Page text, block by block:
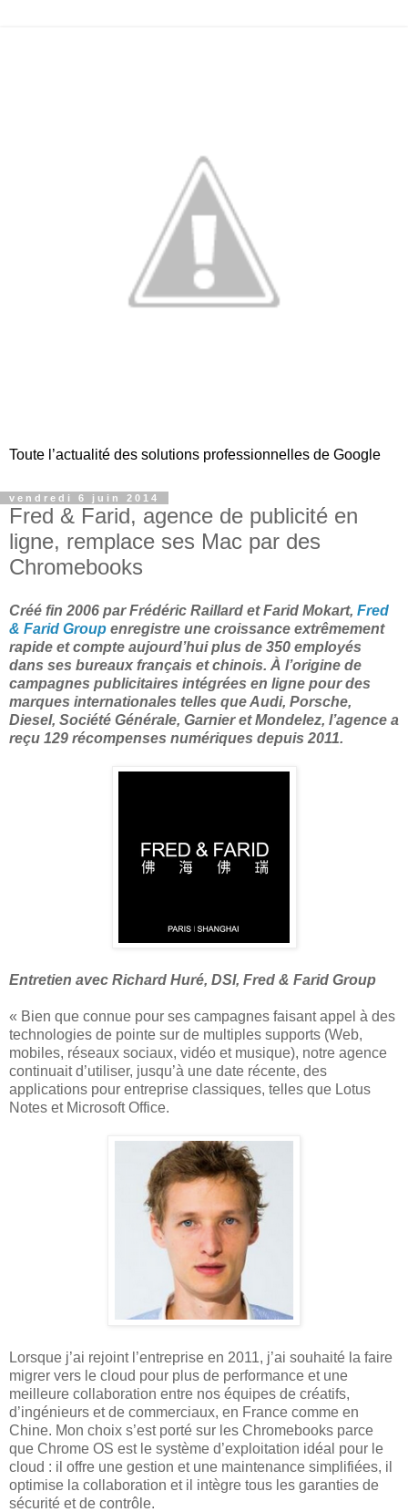
Toute l’actualité des solutions professionnelles de Google
vendredi 6 juin 2014
Fred & Farid, agence de publicité en
ligne, remplace ses Mac par des
Chromebooks
Créé fin 2006 par Frédéric Raillard et Farid Mokart, Fred
& Farid Group enregistre une croissance extrêmement
rapide et compte aujourd’hui plus de 350 employés
dans ses bureaux français et chinois. À l’origine de
campagnes publicitaires intégrées en ligne pour des
marques internationales telles que Audi, Porsche,
Diesel, Société Générale, Garnier et Mondelez, l’agence a
reçu 129 récompenses numériques depuis 2011.
Entretien avec Richard Huré, DSI, Fred & Farid Group
« Bien que connue pour ses campagnes faisant appel à des
technologies de pointe sur de multiples supports (Web,
mobiles, réseaux sociaux, vidéo et musique), notre agence
continuait d’utiliser, jusqu’à une date récente, des
applications pour entreprise classiques, telles que Lotus
Notes et Microsoft Office.
Lorsque j’ai rejoint l’entreprise en 2011, j’ai souhaité la faire
migrer vers le cloud pour plus de performance et une
meilleure collaboration entre nos équipes de créatifs,
d’ingénieurs et de commerciaux, en France comme en
Chine. Mon choix s’est porté sur les Chromebooks parce
que Chrome OS est le système d’exploitation idéal pour le
cloud : il offre une gestion et une maintenance simplifiées, il
optimise la collaboration et il intègre tous les garanties de
sécurité et de contrôle.